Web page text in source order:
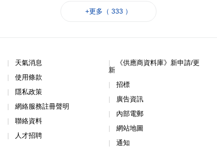
+更多（ 333 ）
天氣消息
使用條款
隱私政策
網絡服務註冊聲明
聯絡資料
人才招聘
《供應商資料庫》新申請/更
新
招標
廣告資訊
內部電郵
網站地圖
通知